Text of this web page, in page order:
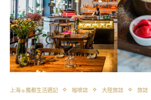
上海☼魔都生活週記 咖啡誌 大陸旅誌 旅誌